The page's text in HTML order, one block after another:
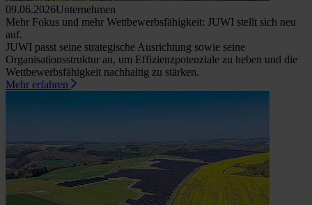
09.06.2026Unternehmen
Mehr Fokus und mehr Wettbewerbsfähigkeit: JUWI stellt sich neu
auf.
JUWI passt seine strategische Ausrichtung sowie seine
Organisationsstruktur an, um Effizienzpotenziale zu heben und die
Wettbewerbsfähigkeit nachhaltig zu stärken.
Mehr erfahren